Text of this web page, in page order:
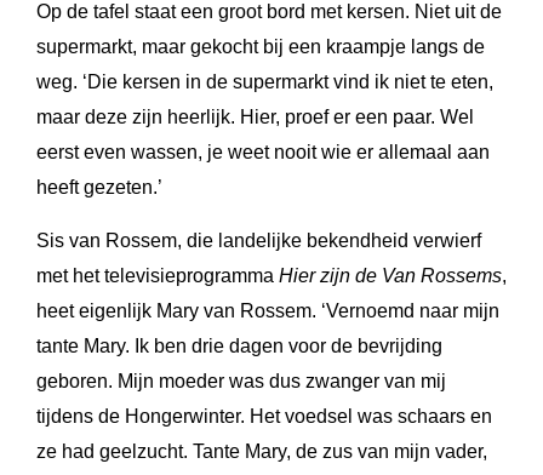
Op de tafel staat een groot bord met kersen. Niet uit de
supermarkt, maar gekocht bij een kraampje langs de
weg. ‘Die kersen in de supermarkt vind ik niet te eten,
maar deze zijn heerlijk. Hier, proef er een paar. Wel
eerst even wassen, je weet nooit wie er allemaal aan
heeft gezeten.’
Sis van Rossem, die landelijke bekendheid verwierf
met het televisieprogramma Hier zijn de Van Rossems,
heet eigenlijk Mary van Rossem. ‘Vernoemd naar mijn
tante Mary. Ik ben drie dagen voor de bevrijding
geboren. Mijn moeder was dus zwanger van mij
tijdens de Hongerwinter. Het voedsel was schaars en
ze had geelzucht. Tante Mary, de zus van mijn vader,